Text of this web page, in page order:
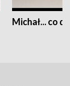
Michał... co